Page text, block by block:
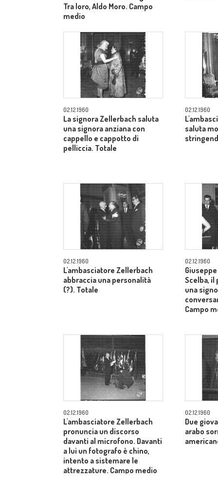
Tra loro, Aldo Moro. Campo
medio
02.12.1960
La signora Zellerbach saluta
una signora anziana con
cappello e cappotto di
pelliccia. Totale
02.12.1960
saluta
02.12.1960
L'ambasciatore Zellerbach
abbraccia una personalità
(?). Totale
02.12.1960
Scelba,
una
Campo
02.12.1960
L'ambasciatore Zellerbach
pronuncia un discorso
davanti al microfono. Davanti
a lui un fotografo è chino,
intento a sistemare le
attrezzature. Campo medio
02.12.1960
Due
arabo